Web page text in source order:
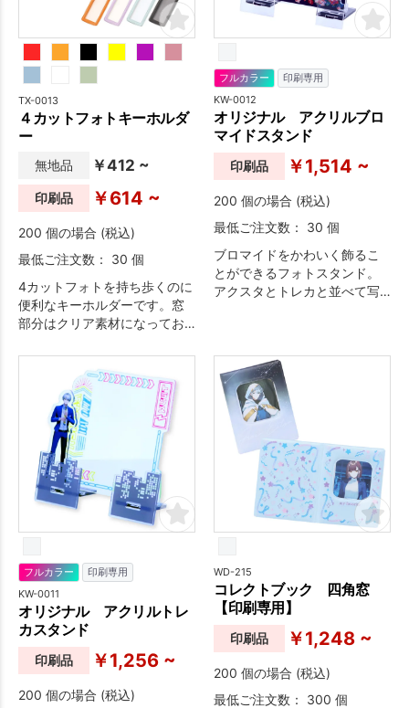
TX-0013
４カットフォトキーホルダ
ー
無地品 ￥412 ~
印刷品 ￥614 ~
200 個の場合 (税込)
最低ご注文数： 30 個
4カットフォトを持ち歩くのに
便利なキーホルダーです。窓
部分はクリア素材になってお
ットフォトを見ることができ
フルカラー 印刷専用
KW-0012
オリジナル アクリルブロ
マイドスタンド
印刷品 ￥1,514 ~
200 個の場合 (税込)
最低ご注文数： 30 個
ブロマイドをかわいく飾るこ
とができるフォトスタンド。
アクスタとトレカと並べて写
フルカラー 印刷専用
KW-0011
オリジナル アクリルトレ
カスタンド
印刷品 ￥1,256 ~
200 個の場合 (税込)
WD-215
コレクトブック 四角窓
【印刷専用】
印刷品 ￥1,248 ~
200 個の場合 (税込)
最低ご注文数： 300 個